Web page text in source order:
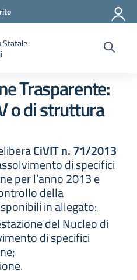
Statale
Trasparente:
o di struttura
CiVIT n. 71/2013
di specifici
per l’anno 2013 e
della
in allegato:
del Nucleo di
di specifici